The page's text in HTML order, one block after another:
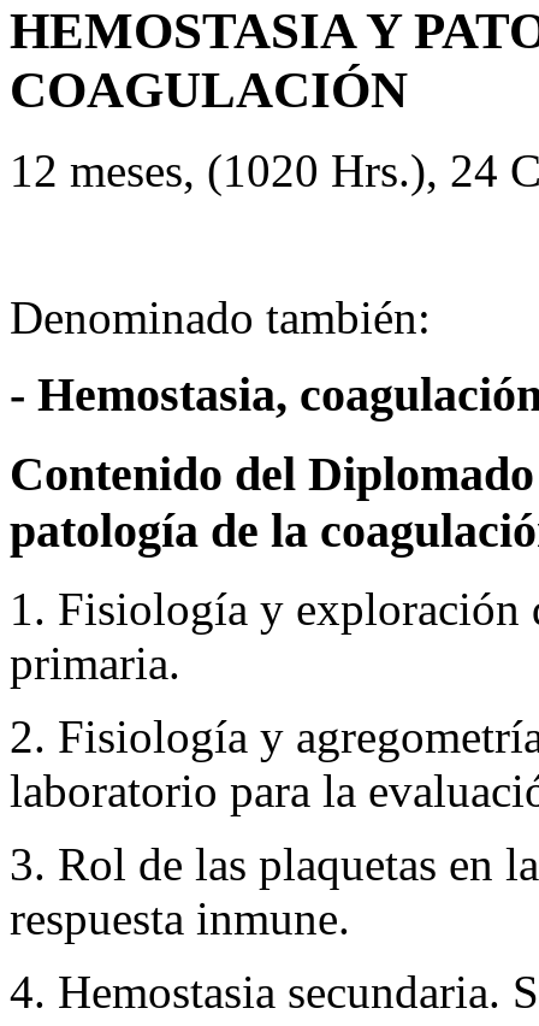
HEMOSTASIA Y
COAGULACIÓN
12 meses, (1020 Hrs.), 24
Denominado también:
- Hemostasia,
Contenido del
patología de la
1. Fisiología y exploración
primaria.
2. Fisiología y
laboratorio para la
3. Rol de las plaquetas en
respuesta inmune.
4. Hemostasia secundaria.